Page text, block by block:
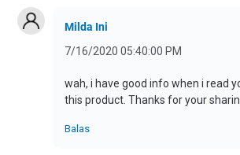
Milda Ini
7/16/2020 05:40:00 PM
wah, i have good info when i read
this product. Thanks for your
Balas